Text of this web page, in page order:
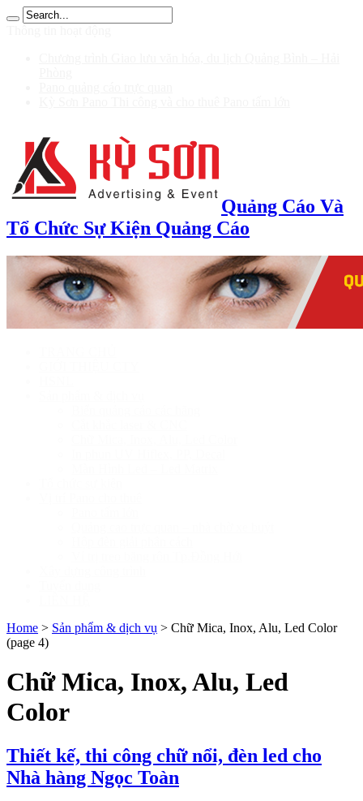
บ 200
Quảng Cáo Và
Tổ Chức Sự Kiện Quảng Cáo
Home > Sản phẩm & dịch vụ > Chữ Mica, Inox, Alu, Led Color
(page 4)
Chữ Mica, Inox, Alu, Led
Color
Thiết kế, thi công chữ nổi, đèn led cho
Nhà hàng Ngọc Toàn